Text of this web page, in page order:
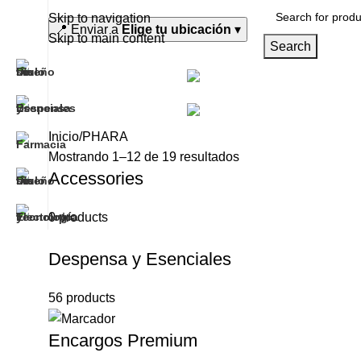
Skip to navigation
Skip to main content
📍 Enviar a Elige tu ubicación ▾
Search
Inicio PHARA
Mostrando 1–12 de 19 resultados
Accessories
0 products
Despensa y Esenciales
56 products
Encargos Premium